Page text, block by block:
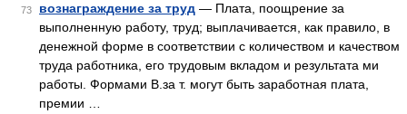
73 вознаграждение за труд — Плата, поощрение за
выполненную работу, труд; выплачивается, как правило, в
денежной форме в соответствии с количеством и качеством
труда работника, его трудовым вкладом и результата ми
работы. Формами В.за т. могут быть заработная плата,
премии …